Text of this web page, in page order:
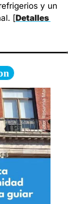
y un
[Detalles